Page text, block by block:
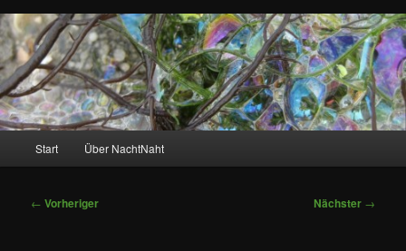
Start Über NachtNaht
Beitragsnavigation
← Vorheriger Nächster →